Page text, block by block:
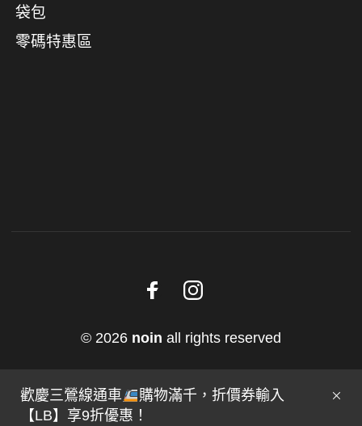
歡慶三鶯線通車
購物滿千，折價券輸入
【LB】享9折優惠！
袋包
零碼特惠區
© 2026 noin all rights reserved